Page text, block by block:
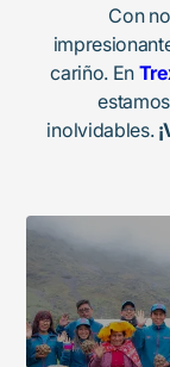
Con
cariño. En
inolvidables.